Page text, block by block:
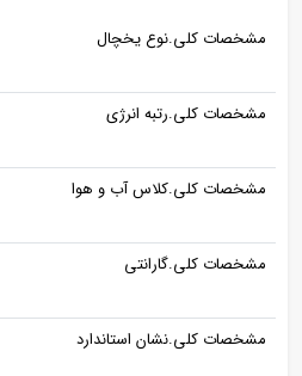
مشخصات کلی.نوع یخچال
مشخصات کلی.رتبه انرژی
مشخصات کلی.کلاس آب و هوا
مشخصات کلی.گارانتی
مشخصات کلی.نشان استاندارد